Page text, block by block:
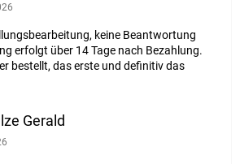
Bewertung beträgt 1 von 5 Sternen.
keine Beantwortung
erfolgt über 14 Tage nach Bezahlung.
bestellt, das erste und definitiv das
Gerald
Bewertung beträgt 5 von 5 Sternen.